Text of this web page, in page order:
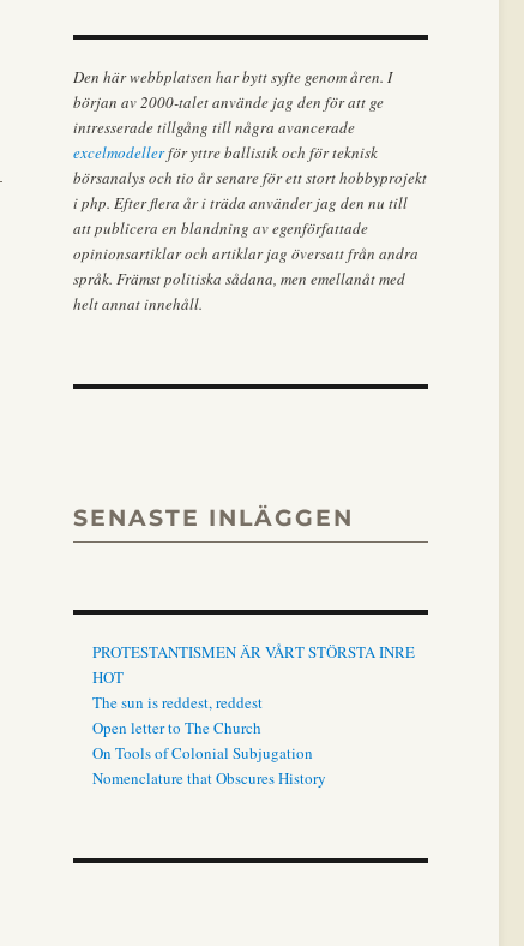
Den här webbplatsen har bytt syfte genom åren. I
början av 2000-talet använde jag den för att ge
intresserade tillgång till några avancerade
excelmodellerför yttre ballistik och för teknisk
börsanalys och tio år senare för ett stort hobbyprojekt
i php. Efter flera år i träda använder jag den nu till
att publicera en blandning av egenförfattade
opinionsartiklar och artiklar jag översatt från andra
språk. Främst politiska sådana, men emellanåt med
helt annat innehåll.
SENASTE INLÄGGEN
PROTESTANTISMEN ÄR VÅRT STÖRSTA INRE
HOT
The sun is reddest, reddest
Open letter to The Church
On Tools of Colonial Subjugation
Nomenclature that Obscures History